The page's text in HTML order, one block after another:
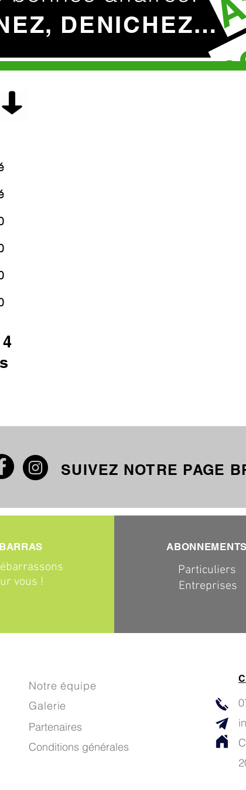
DENICHEZ…
SUIVEZ NOTRE PAGE
Notre équipe
Galerie
Partenaires
Conditions générales
vous !
ABONNEMENTS
Particuliers
Entreprises